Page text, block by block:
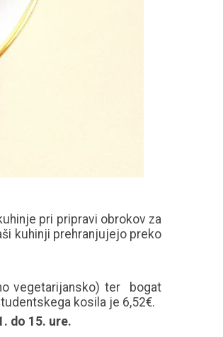
pri pripravi obrokov za
kuhinji prehranjujejo preko
vegetarijansko) ter bogat
kosila je 6,52€.
do 15. ure.